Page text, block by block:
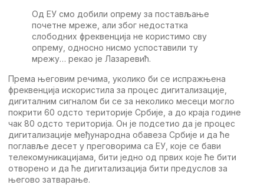
Од ЕУ смо добили опрему за постављање
почетне мреже, али због недостатка
слободних фреквенција не користимо сву
опрему, односно нисмо успоставили ту
мрежу… рекао је Лазаревић.
Према његовим речима, уколико би се испражњена
фреквенција искористила за процес дигитализације,
дигиталним сигналом би се за неколико месеци могло
покрити 60 одсто територије Србије, а до краја године
чак 80 одсто територија. Он је подсетио да је процес
дигитализације међународна обавеза Србије и да ће
поглавље десет у преговорима са ЕУ, које се бави
телекомуникацијама, бити једно од првих које ће бити
отворено и да ће дигитализација бити предуслов за
његово затварање.